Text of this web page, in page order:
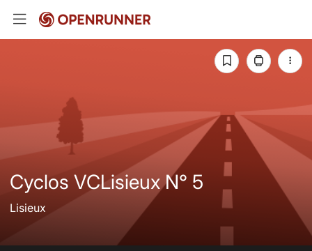
Cyclos VCLisieux N° 5
Lisieux